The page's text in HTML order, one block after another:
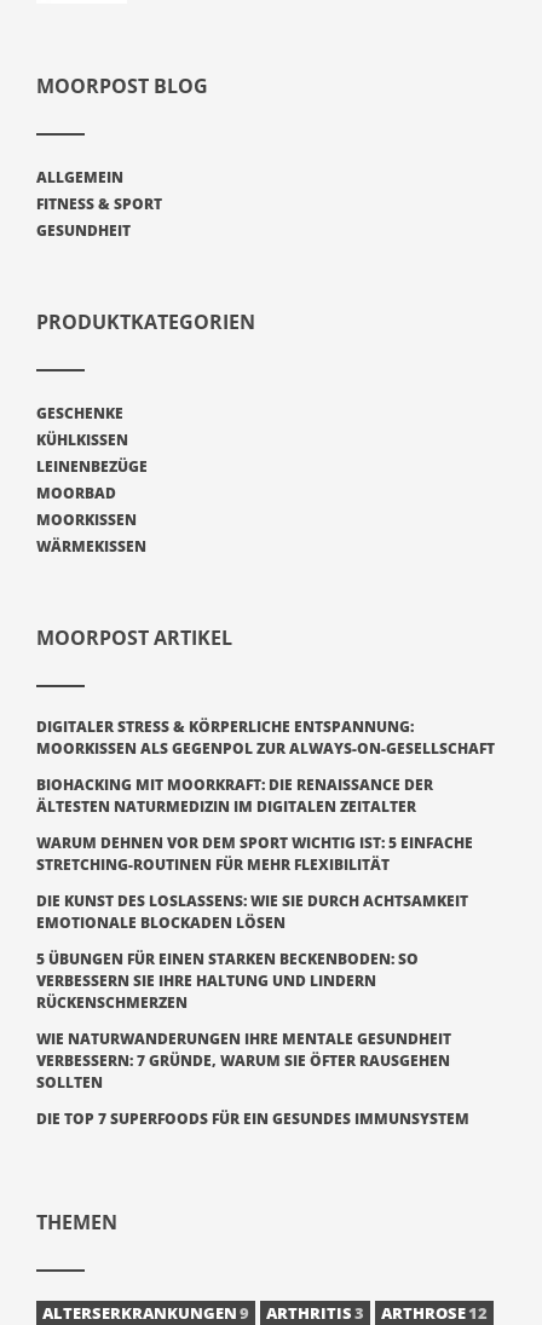
MOORPOST BLOG
ALLGEMEIN
FITNESS & SPORT
GESUNDHEIT
PRODUKTKATEGORIEN
GESCHENKE
KÜHLKISSEN
LEINENBEZÜGE
MOORBAD
MOORKISSEN
WÄRMEKISSEN
MOORPOST ARTIKEL
DIGITALER STRESS & KÖRPERLICHE ENTSPANNUNG:
MOORKISSEN ALS GEGENPOL ZUR ALWAYS-ON-GESELLSCHAFT
BIOHACKING MIT MOORKRAFT: DIE RENAISSANCE DER
ÄLTESTEN NATURMEDIZIN IM DIGITALEN ZEITALTER
WARUM DEHNEN VOR DEM SPORT WICHTIG IST: 5 EINFACHE
STRETCHING-ROUTINEN FÜR MEHR FLEXIBILITÄT
DIE KUNST DES LOSLASSENS: WIE SIE DURCH ACHTSAMKEIT
EMOTIONALE BLOCKADEN LÖSEN
5 ÜBUNGEN FÜR EINEN STARKEN BECKENBODEN: SO
VERBESSERN SIE IHRE HALTUNG UND LINDERN
RÜCKENSCHMERZEN
WIE NATURWANDERUNGEN IHRE MENTALE GESUNDHEIT
VERBESSERN: 7 GRÜNDE, WARUM SIE ÖFTER RAUSGEHEN
SOLLTEN
DIE TOP 7 SUPERFOODS FÜR EIN GESUNDES IMMUNSYSTEM
THEMEN
ALTERSERKRANKUNGEN9 ARTHRITIS3 ARTHROSE12